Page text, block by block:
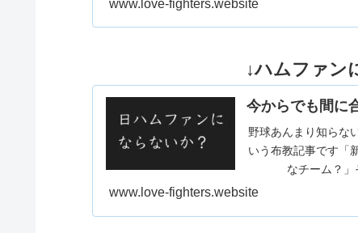
www.love-fighters.website
↓ハムファン
今からでも間に
野球あんまり知らな
いう布教記事です「
なチーム？
www.love-fighters.website